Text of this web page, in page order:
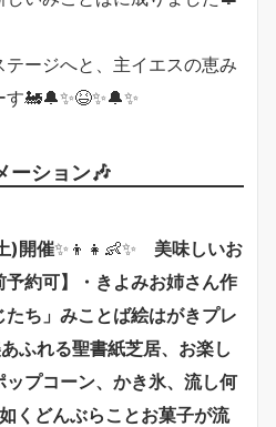
ージへと、主イエスの恵み
🚂🔔✨😆✨🔔✨
ーション🎶
)開催✨👦👧👶✨ 美味しいお
約可】・きよみお姉さん作
たち」みことば絵はがきプレ
ふれる聖書紙芝居、お楽し
プコーン、かき氷、流し何
くどんぶらことお菓子が流